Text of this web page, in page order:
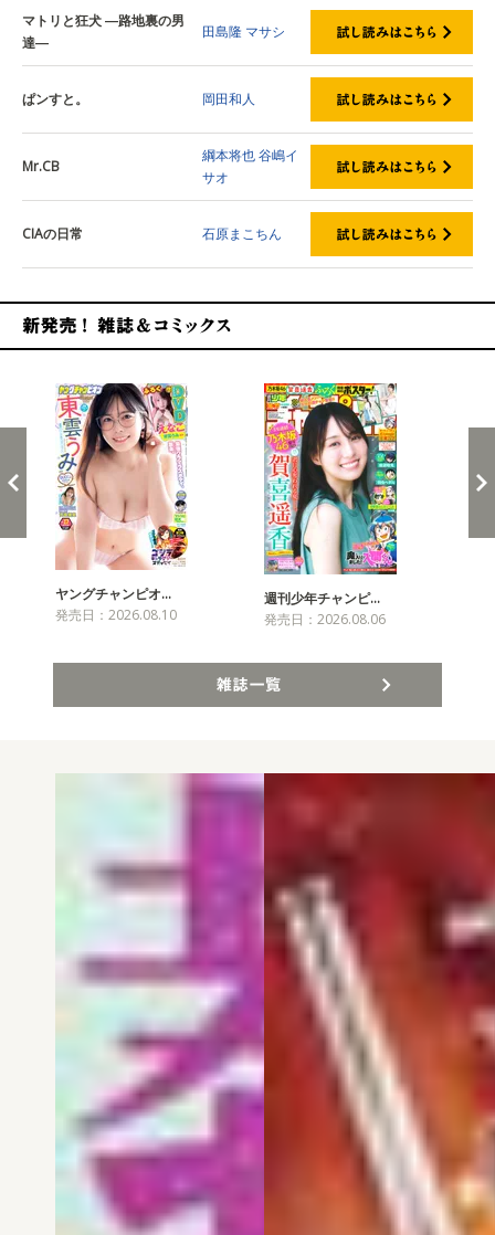
マトリと狂犬 ―路地裏の男
達―
田島隆 マサシ
ぱンすと。 岡田和人
Mr.CB
綱本将也谷嶋イ
サオ
CIAの日常 石原まこちん
ヤングチャンピオ…
発売日：2026.08.10
週刊少年チャンピ…
発売日：2026.08.06